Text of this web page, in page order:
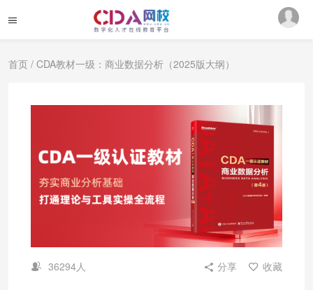
首页 / CDA教材一级：商业数据分析（2025版大纲）
36294人 分享 收藏